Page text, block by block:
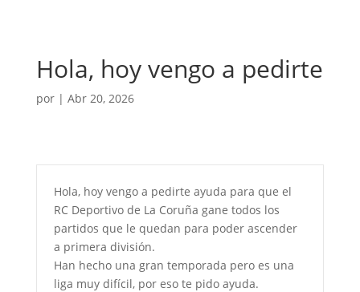
Hola, hoy vengo a pedirte
por | Abr 20, 2026
Hola, hoy vengo a pedirte ayuda para que el
RC Deportivo de La Coruña gane todos los
partidos que le quedan para poder ascender
a primera división.
Han hecho una gran temporada pero es una
liga muy difícil, por eso te pido ayuda.